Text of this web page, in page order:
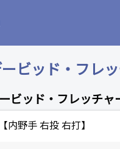
ビッド・フレ
ビッド・フレッチ
【内野手 右投 右打】